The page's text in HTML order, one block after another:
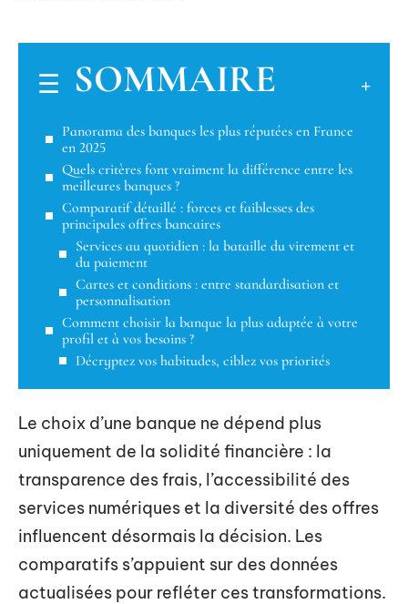
SOMMAIRE
Panorama des banques les plus réputées en France
en 2025
Quels critères font vraiment la différence entre les
meilleures banques ?
Comparatif détaillé : forces et faiblesses des
principales offres bancaires
Services au quotidien : la bataille du virement et
du paiement
Cartes et conditions : entre standardisation et
personnalisation
Comment choisir la banque la plus adaptée à votre
profil et à vos besoins ?
Décryptez vos habitudes, ciblez vos priorités
Le choix d’une banque ne dépend plus
uniquement de la solidité financière : la
transparence des frais, l’accessibilité des
services numériques et la diversité des offres
influencent désormais la décision. Les
comparatifs s’appuient sur des données
actualisées pour refléter ces transformations.